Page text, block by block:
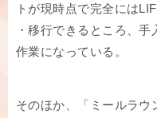
トが現時点で完全には
・移行できるところ、
作業になっている。
そのほか、「ミールラウ